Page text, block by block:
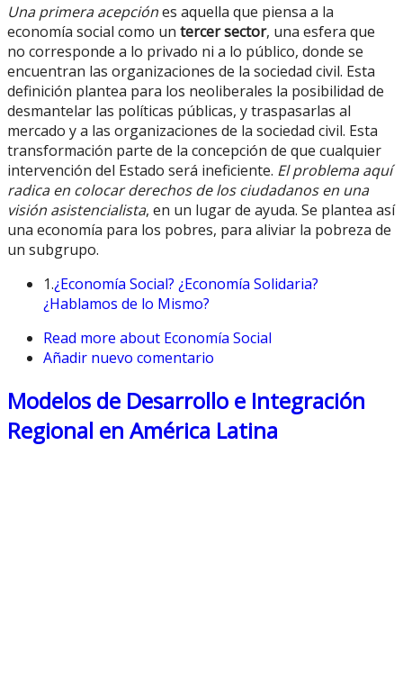
Una primera acepciónes aquella que piensa a la
economía social como un tercer sector, una esfera que
no corresponde a lo privado ni a lo público, donde se
encuentran las organizaciones de la sociedad civil. Esta
definición plantea para los neoliberales la posibilidad de
desmantelar las políticas públicas, y traspasarlas al
mercado y a las organizaciones de la sociedad civil. Esta
transformación parte de la concepción de que cualquier
intervención del Estado será ineficiente. El problema aquí
radica en colocar derechos de los ciudadanos en una
visión asistencialista, en un lugar de ayuda. Se plantea así
una economía para los pobres, para aliviar la pobreza de
un subgrupo.
1.¿Economía Social? ¿Economía Solidaria?
¿Hablamos de lo Mismo?
Read more about Economía Social
Añadir nuevo comentario
Modelos de Desarrollo e Integración
Regional en América Latina